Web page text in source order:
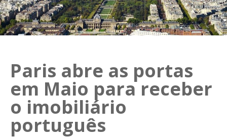
Paris abre as portas
em Maio para receber
o imobiliário
português